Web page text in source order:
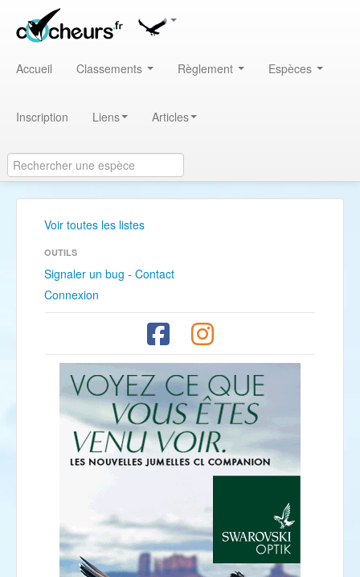
Accueil Classements Règlement Espèces
Inscription Liens Articles
Voir toutes les listes
OUTILS
Signaler un bug - Contact
Connexion